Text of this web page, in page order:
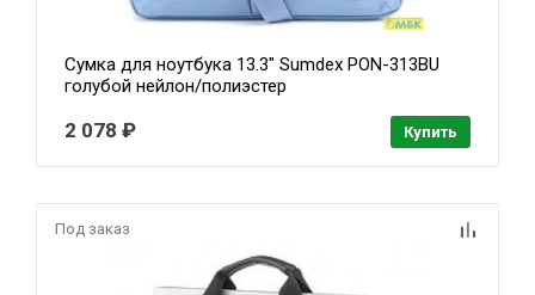
Сумка для ноутбука 13.3" Sumdex PON-313BU
голубой нейлон/полиэстер
2 078 ₽ Купить
Под заказ